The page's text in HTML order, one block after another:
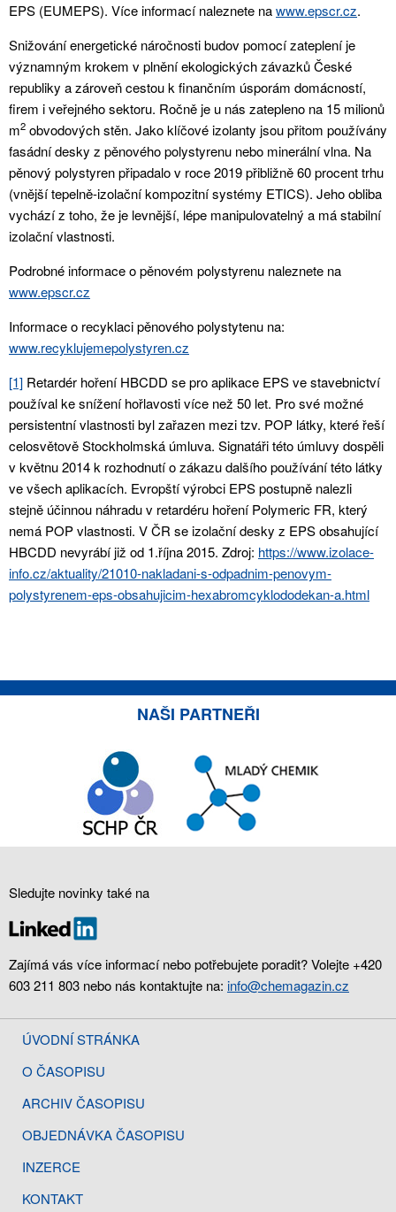
EPS (EUMEPS). Více informací naleznete nawww.epscr.cz.
Snižování energetické náročnosti budov pomocí zateplení je
významným krokem v plnění ekologických závazků České
republiky a zároveň cestou k finančním úsporám domácností,
firem i veřejného sektoru. Ročně je u nás zatepleno na 15 milionů
m2 obvodových stěn. Jako klíčové izolanty jsou přitom používány
fasádní desky z pěnového polystyrenu nebo minerální vlna. Na
pěnový polystyren připadalo v roce 2019 přibližně 60 procent trhu
(vnější tepelně-izolační kompozitní systémy ETICS). Jeho obliba
vychází z toho, že je levnější, lépe manipulovatelný a má stabilní
izolační vlastnosti.
Podrobné informace o pěnovém polystyrenu naleznete na
www.epscr.cz
Informace o recyklaci pěnového polystytenu na:
www.recyklujemepolystyren.cz
[1] Retardér hoření HBCDD se pro aplikace EPS ve stavebnictví
používal ke snížení hořlavosti více než 50 let. Pro své možné
persistentní vlastnosti byl zařazen mezi tzv. POP látky, které řeší
celosvětově Stockholmská úmluva. Signatáři této úmluvy dospěli
v květnu 2014 k rozhodnutí o zákazu dalšího používání této látky
ve všech aplikacích. Evropští výrobci EPS postupně nalezli
stejně účinnou náhradu v retardéru hoření Polymeric FR, který
nemá POP vlastnosti. V ČR se izolační desky z EPS obsahující
HBCDD nevyrábí již od 1.října 2015. Zdroj: https://www.izolace-
info.cz/aktuality/21010-nakladani-s-odpadnim-penovym-
polystyrenem-eps-obsahujicim-hexabromcyklododekan-a.html
NAŠI PARTNEŘI
Sledujte novinky také na
Zajímá vás více informací nebo potřebujete poradit? Volejte +420
603 211 803 nebo nás kontaktujte na: info@chemagazin.cz
ÚVODNÍ STRÁNKA
O ČASOPISU
ARCHIV ČASOPISU
OBJEDNÁVKA ČASOPISU
INZERCE
KONTAKT